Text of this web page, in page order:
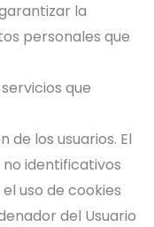
la
personales que
que
de los usuarios. El
identificativos
uso de cookies
del Usuario